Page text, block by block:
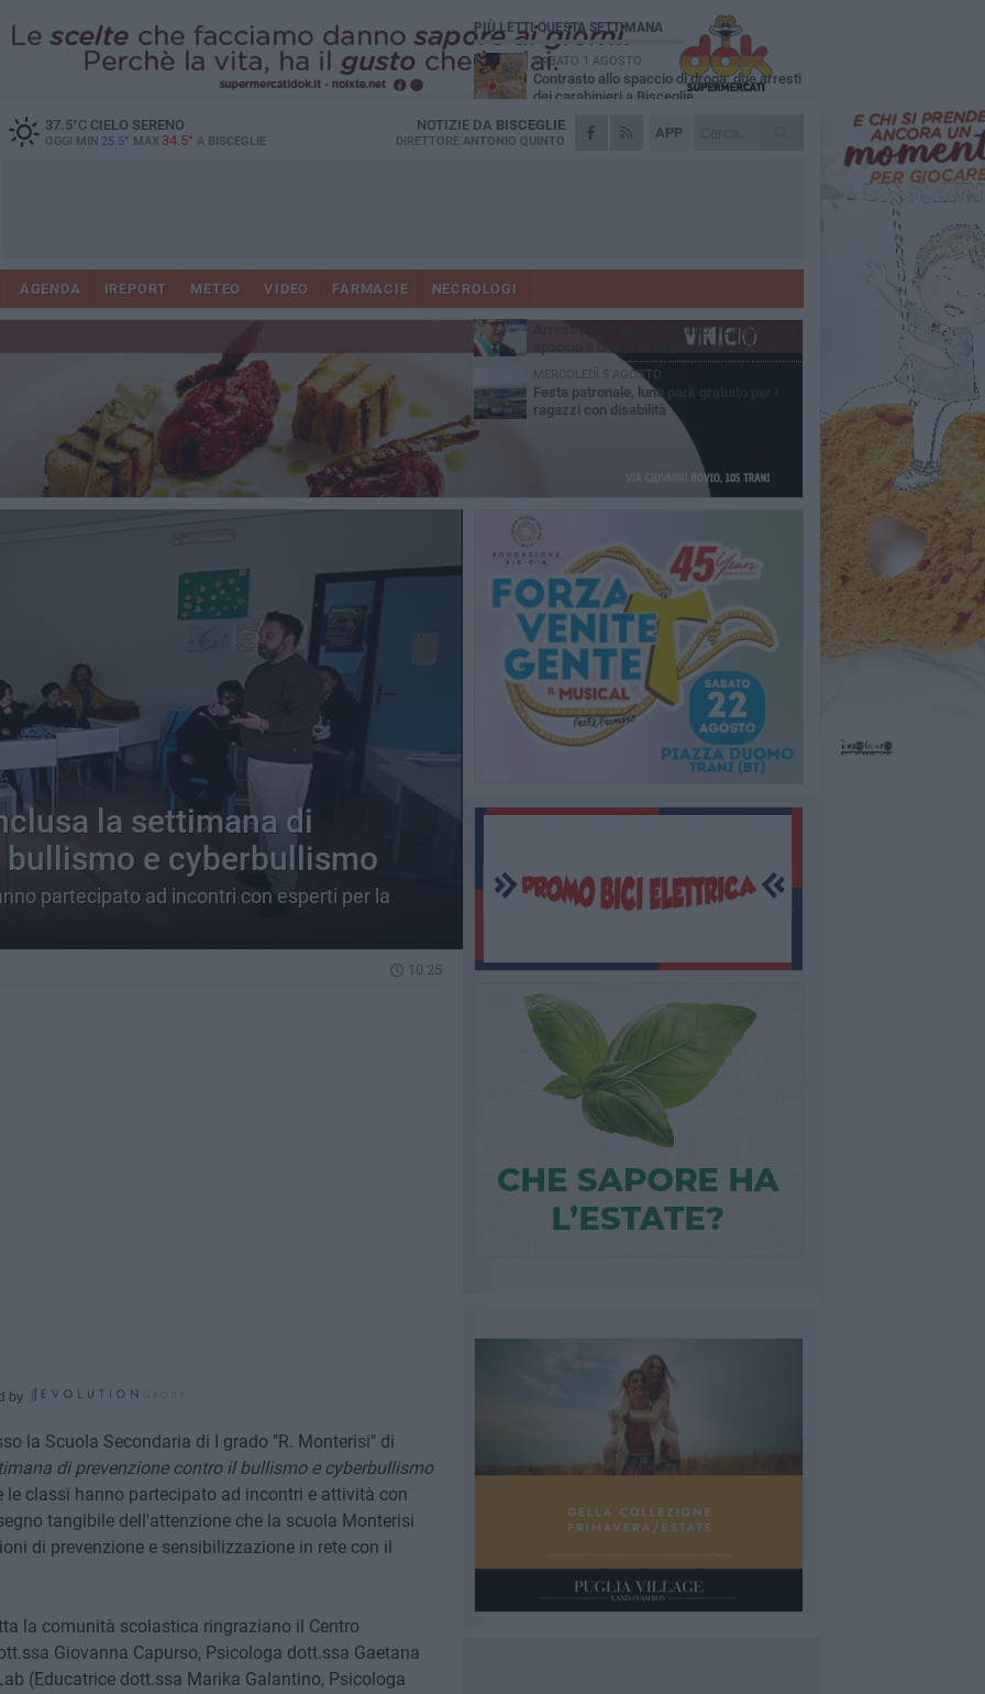
37.5°CCIELO SERENO
OGGI MIN 25.5° MAX 34.5° A BISCEGLIE
APP
NOTIZIE DA BISCEGLIE
DIRETTORE ANTONIO QUINTO
AGENDA IREPORT METEO VIDEO FARMACIE NECROLOGI
la settimana di
e cyberbullismo
partecipato ad incontri con esperti per la
10.25
by
la Scuola Secondaria di I grado "R. Monterisi" di
di prevenzione contro il bullismo e cyberbullismo
le classi hanno partecipato ad incontri e attività con
tangibile dell'attenzione che la scuola Monterisi
di prevenzione e sensibilizzazione in rete con il
la comunità scolastica ringraziano il Centro
Giovanna Capurso, Psicologa dott.ssa Gaetana
(Educatrice dott.ssa Marika Galantino, Psicologa
PIÙ LETTI QUESTA SETTIMANA
SABATO 1 AGOSTO
Contrasto allo spaccio di droga, due arresti
dei carabinieri a Bisceglie
MARTEDÌ 4 AGOSTO
Emergenza caldo, il Comune di Bisceglie
Due auto incendiate nella notte in via Dieta
SABATO 1 AGOSTO
Arresti per droga, Angarano: «La lotta allo
spaccio è una priorità per la sicurezza»
MERCOLEDÌ 5 AGOSTO
Festa patronale, luna park gratuito per i
ragazzi con disabilità